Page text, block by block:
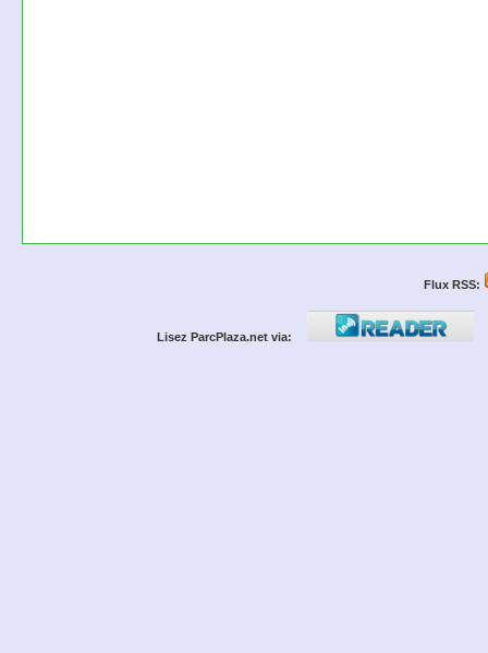
Flux RSS:
Lisez ParcPlaza.net via: